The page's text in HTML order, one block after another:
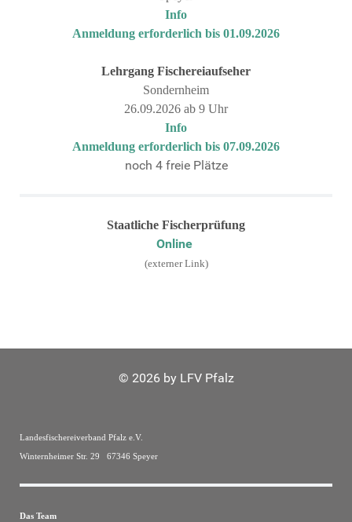
Info
Anmeldung erforderlich bis 01.09.2026
Lehrgang Fischereiaufseher
Sondernheim
26.09.2026 ab 9 Uhr
Info
Anmeldung erforderlich bis 07.09.2026
noch 4 freie Plätze
Staatliche Fischerprüfung
Online
(externer Link)
© 2026 by LFV Pfalz
Landesfischereiverband Pfalz e.V.
Winternheimer Str. 29 67346 Speyer
Das Team